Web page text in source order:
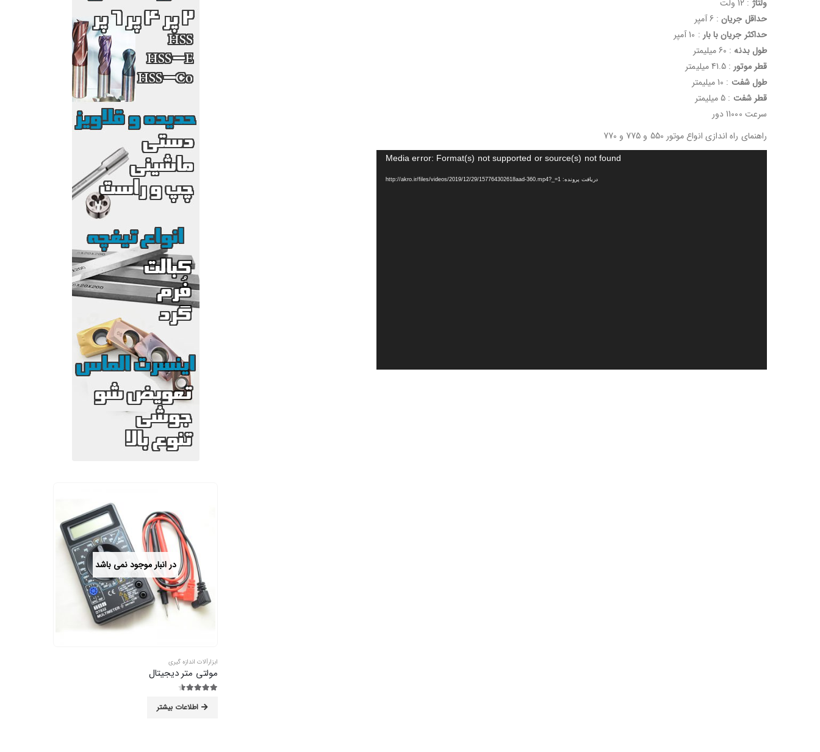
ولتاژ : 12 ولت
حداقل جریان: 6 آمپر
حداکثر جریان با بار : 10 آمپر
طول بدنه : 60 میلیمتر
قطر موتور : 41.5 میلیمتر
طول شفت : 10 میلیمتر
قطر شفت : 5 میلیمتر
سرعت 11000 دور
راهنمای راه اندازی انواع موتور 550 و 775 و 770
Media error: Format(s) not supported or source(s) not found
دریافت پرونده: http://akro.ir/files/videos/2019/12/29/157764302618aad-360.mp4?_=1
در انبار موجود نمی باشد
ابزارآلات اندازه گیری
مولتی متر دیجیتال
اطلاعات بیشتر